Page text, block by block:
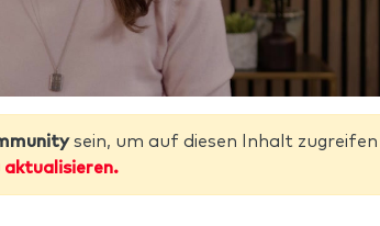
sein, um auf diesen Inhalt zugreifen
aktualisieren.